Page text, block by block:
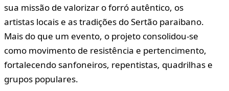
sua missão de valorizar o forró autêntico, os
artistas locais e as tradições do Sertão paraibano.
Mais do que um evento, o projeto consolidou-se
como movimento de resistência e pertencimento,
fortalecendo sanfoneiros, repentistas, quadrilhas e
grupos populares.